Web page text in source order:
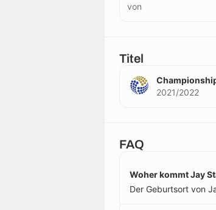
von
Titel
2021/2022
FAQ
Woher kommt Jay
Der Geburtsort von